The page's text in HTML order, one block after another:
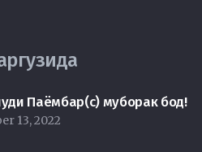
Паёмбар(с) муборак бод!
13, 2022